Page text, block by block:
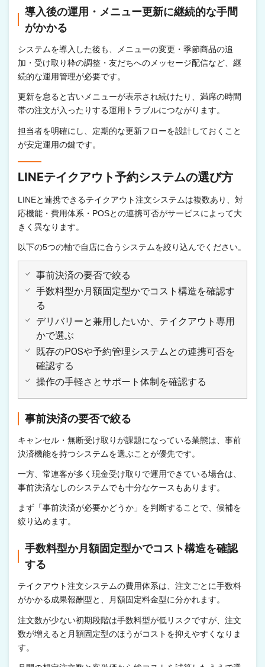
導入後の運用・メニュー更新に継続的な手間
がかかる
システムを導入した後も、メニューの変更・季節商品の追
加・受け取り枠の調整・友だちへのメッセージ配信など、継
続的な運用管理が必要です。
更新を怠ると古いメニューが表示され続けたり、満席の時間
帯の注文が入ったりする運用トラブルにつながります。
担当者を明確にし、定期的な更新フローを設計しておくこと
が安定運用の鍵です。
LINEテイクアウト予約システムの選び方
LINEと連携できるテイクアウト注文システムは複数あり、対
応機能・費用体系・POSとの連携可否がサービスによって大
きく異なります。
以下の5つの軸で自店に合うシステムを絞り込んでください。
事前決済の要否で絞る
手数料型か月額固定型かでコスト構造を確認す
る
デリバリーと兼用したいか、テイクアウト専用
かで選ぶ
既存のPOSや予約管理システムとの連携可否を
確認する
操作の手軽さとサポート体制を確認する
事前決済の要否で絞る
キャンセル・無断受け取りが課題になっている業態は、事前
決済機能を持つシステムを選ぶことが優先です。
一方、常連客が多く現金受け取りで運用できている場合は、
事前決済なしのシステムでも十分なケースもあります。
まず「事前決済が必要かどうか」を判断することで、候補を
絞り込めます。
手数料型か月額固定型かでコスト構造を確認
する
テイクアウト注文システムの費用体系は、注文ごとに手数料
がかかる成果報酬型と、月額固定料金型に分かれます。
注文数が少ない初期段階は手数料型が低リスクですが、注文
数が増えると月額固定型のほうがコストを抑えやすくなりま
す。